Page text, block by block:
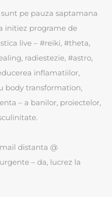
pe pauza saptamana
initiez programe de
live – #reiki, #theta,
radiestezie, #astro,
inflamatiilor,
body transformation,
– a banilor, proiectelor,
distanta @
– da, lucrez la